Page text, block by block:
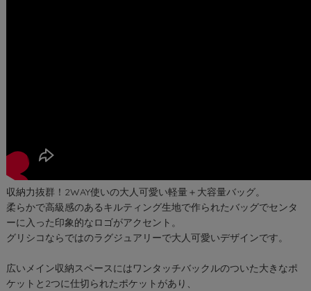
収納力抜群！2WAY使いの大人可愛い軽量＋大容量バッグ。
柔らかで高級感のあるキルティング生地で作られたバッグでセンタ
ーに入った印象的なロゴがアクセント。
グリシコならではのラグジュアリーで大人可愛いデザインです。
広いメイン収納スペースにはワンタッチバックルのついた大きなポ
ケットと2つに仕切られたポケットがあり、